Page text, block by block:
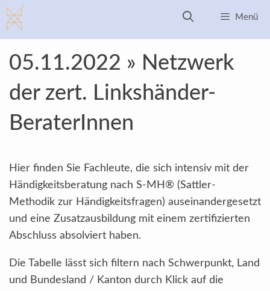
Zum
Inhalt
springen
Menü
05.11.2022 » Netzwerk
der zert. Linkshänder-
BeraterInnen
Hier finden Sie Fachleute, die sich intensiv mit der
Händigkeitsberatung nach S-MH® (Sattler-
Methodik zur Händigkeitsfragen) auseinandergesetzt
und eine Zusatzausbildung mit einem zertifizierten
Abschluss absolviert haben.
Die Tabelle lässt sich filtern nach Schwerpunkt, Land
und Bundesland / Kanton durch Klick auf die